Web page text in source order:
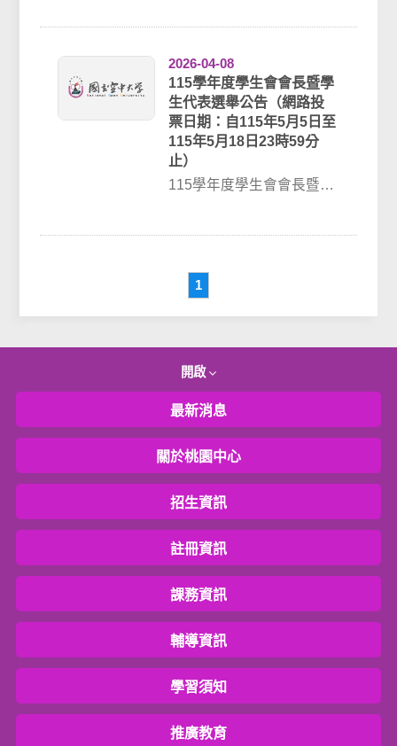
2026-04-08
115學年度學生會會長暨學
生代表選舉公告（網路投
票日期：自115年5月5日至
115年5月18日23時59分
止）
115學年度學生會會長暨學
1
開啟
最新消息
關於桃園中心
招生資訊
註冊資訊
課務資訊
輔導資訊
學習須知
推廣教育